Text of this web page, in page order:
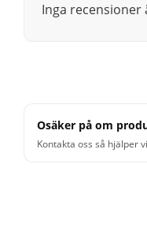
Inga
Osäker på om
Kontakta oss så hjälper